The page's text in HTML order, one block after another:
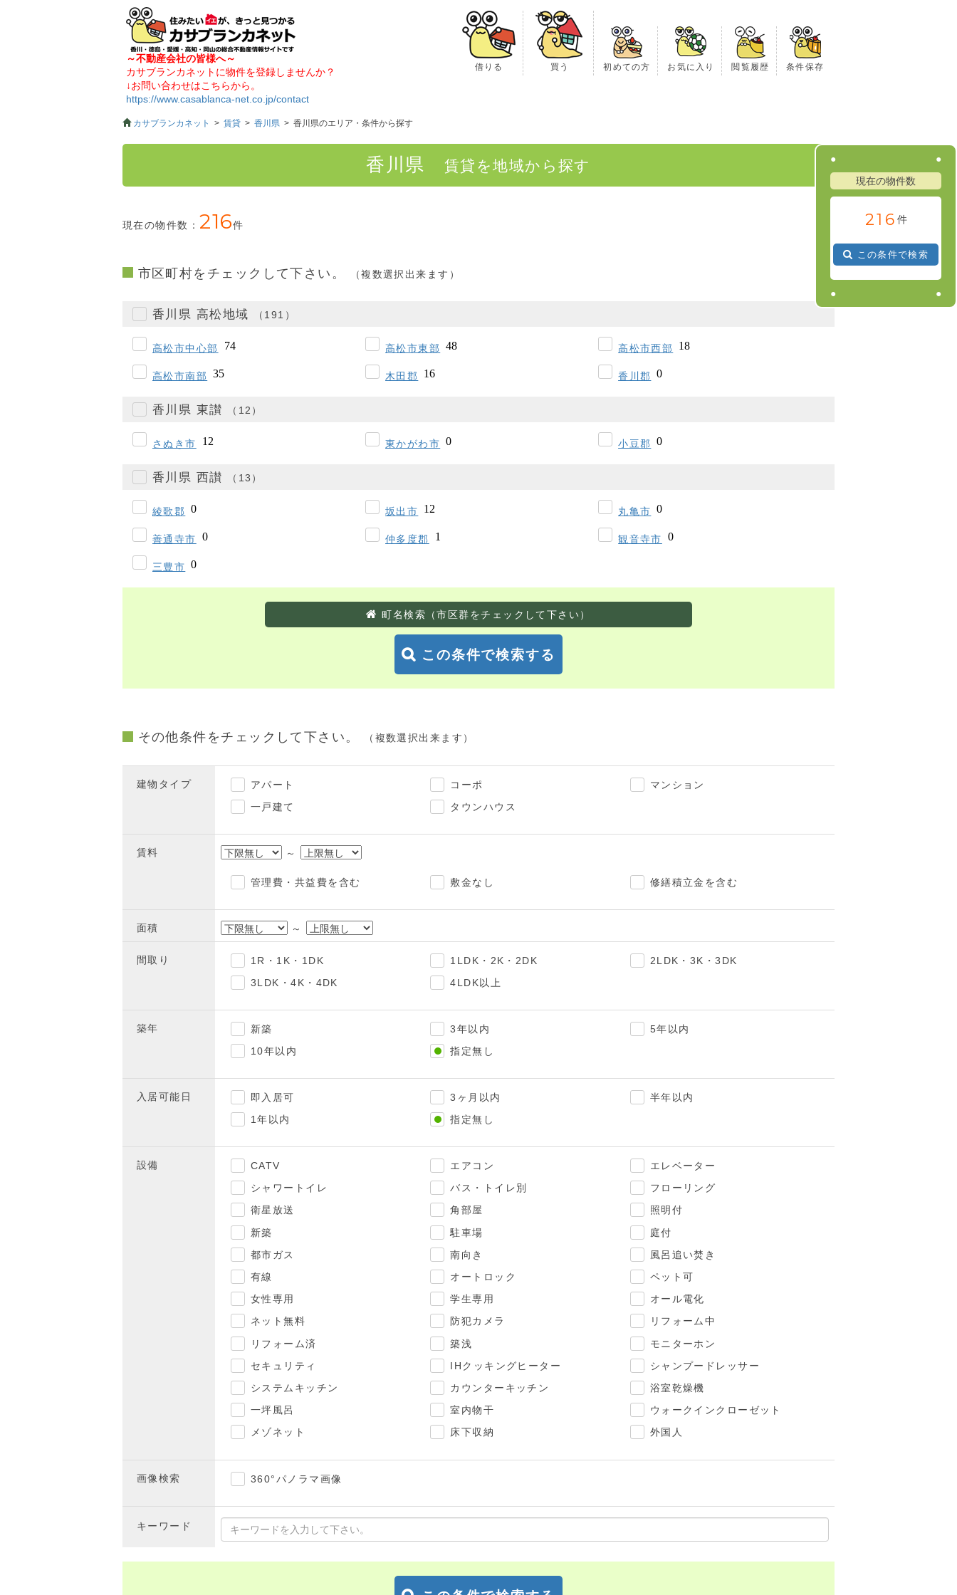
～不動産会社の皆様へ～
カサブランカネットに物件を登録しませんか？
↓お問い合わせはこちらから。
https://www.casablanca-net.co.jp/contact
借りる 買う 初めての方 お気に入り 閲覧履歴 条件保存
カサブランカネット 賃貸 香川県 香川県のエリア・条件から探す
現在の物件数
21 6 件
この条件で検索
香川県 賃貸を地域から探す
現在の物件数： 216件
市区町村をチェックして下さい。 （複数選択出来ます）
香川県 高松地域 （191）
高松市中心部 高松市東部 高松市西部
高松市南部 木田郡 香川郡
香川県 東讃 （12）
さぬき市 東かがわ市 小豆郡
香川県 西讃 （13）
綾歌郡 坂出市 丸亀市
善通寺市 仲多度郡 観音寺市
三豊市
町名検索（市区群をチェックして下さい）
この条件で検索する
その他条件をチェックして下さい。 （複数選択出来ます）
建物タイプ アパート コーポ
マンション
一戸建て
タウンハウス
賃料 ～
管理費・共益費を含む 敷金なし 修繕積立金を含む
面積 ～
間取り 1R・1K・1DK 1LDK・2K・2DK
2LDK・3K・3DK
3LDK・4K・4DK
4LDK以上
築年 新築 3年以内
5年以内
10年以内
指定無し
入居可能日 即入居可 3ヶ月以内
半年以内
1年以内
指定無し
設備 CATV エアコン
エレベーター
シャワートイレ
バス・トイレ別
フローリング
衛星放送
角部屋
照明付
新築
駐車場
庭付
都市ガス
南向き
風呂追い焚き
有線
オートロック
ペット可
女性専用
学生専用
オール電化
ネット無料
防犯カメラ
リフォーム中
リフォーム済
築浅
モニターホン
セキュリティ
IHクッキングヒーター
シャンプードレッサー
システムキッチン
カウンターキッチン
浴室乾燥機
一坪風呂
室内物干
ウォークインクローゼット
メゾネット
床下収納 外国人
画像検索 360°パノラマ画像
キーワード